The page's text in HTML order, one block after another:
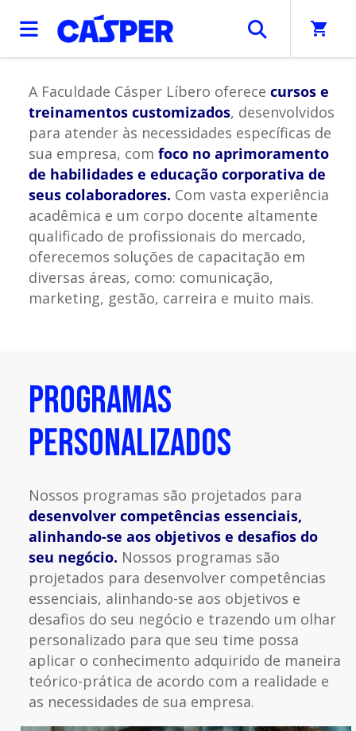
shopping_cart
Home /CÁSPER - Cursos de Curta Duração - Aprenda do seu
jeito
A Faculdade Cásper Líbero oferece cursos e
treinamentos customizados, desenvolvidos
para atender às necessidades específicas de
sua empresa, com foco no aprimoramento
de habilidades e educação corporativa de
seus colaboradores. Com vasta experiência
acadêmica e um corpo docente altamente
qualificado de profissionais do mercado,
oferecemos soluções de capacitação em
diversas áreas, como: comunicação,
marketing, gestão, carreira e muito mais.
PROGRAMAS
PERSONALIZADOS
Nossos programas são projetados para
desenvolver competências essenciais,
alinhando-se aos objetivos e desafios do
seu negócio. Nossos programas são
projetados para desenvolver competências
essenciais, alinhando-se aos objetivos e
desafios do seu negócio e trazendo um olhar
personalizado para que seu time possa
aplicar o conhecimento adquirido de maneira
teórico-prática de acordo com a realidade e
as necessidades de sua empresa.